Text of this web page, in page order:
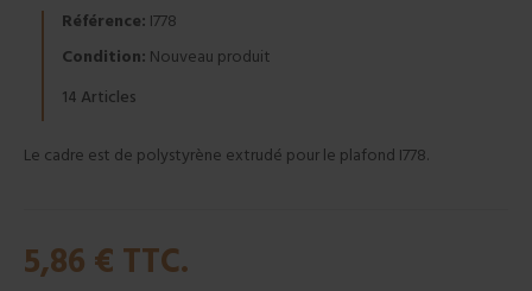
Référence: I778
Condition: Nouveau produit
14 Articles
Le cadre est de polystyrène extrudé pour le plafond I778.
5,86 € TTC.